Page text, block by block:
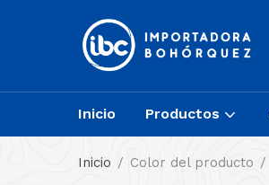
Inicio Productos
Inicio Color del producto